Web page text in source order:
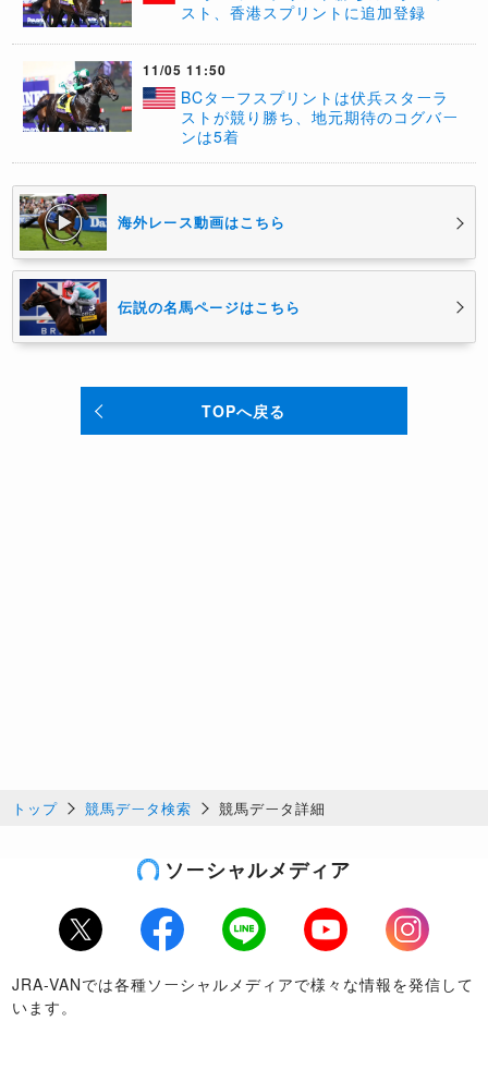
スト、香港スプリントに追加登録
11/05 11:50
​BCターフスプリントは伏兵スターラ
ストが競り勝ち、地元期待のコグバー
ンは5着
海外レース動画はこちら
伝説の名馬ページはこちら
TOPへ戻る
トップ 競馬データ検索 競馬データ詳細
ソーシャルメディア
Twitter Facebook LINE Youtube
Instagram
JRA-VANでは各種ソーシャルメディアで様々な情報を発信して
います。